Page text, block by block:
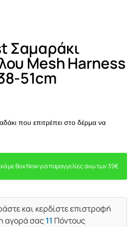
Σαμαράκι
Mesh Harness
51cm
που επιτρέπει στο δέρμα να
με Box Now για παραγγελίες άνω των 39€
και κερδίστε επιστροφή
αγορά σας11 Πόντους